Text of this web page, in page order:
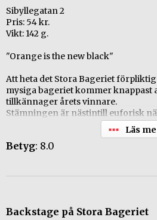
Sibyllegatan 2
Pris: 54 kr.
Vikt: 142 g.
"Orange is the new black"
Att heta det Stora Bageriet
mysiga bageriet kommer knappast
tillkännager årets vinnare.
Stämningen är nästintill euforisk
här hantverksmässiga semlan. Här
Segern är ett faktum. Vilken
måste du bara ha. Men stopp!!! Vad
Betyg: 8.0
Backstage på Stora Bageriet